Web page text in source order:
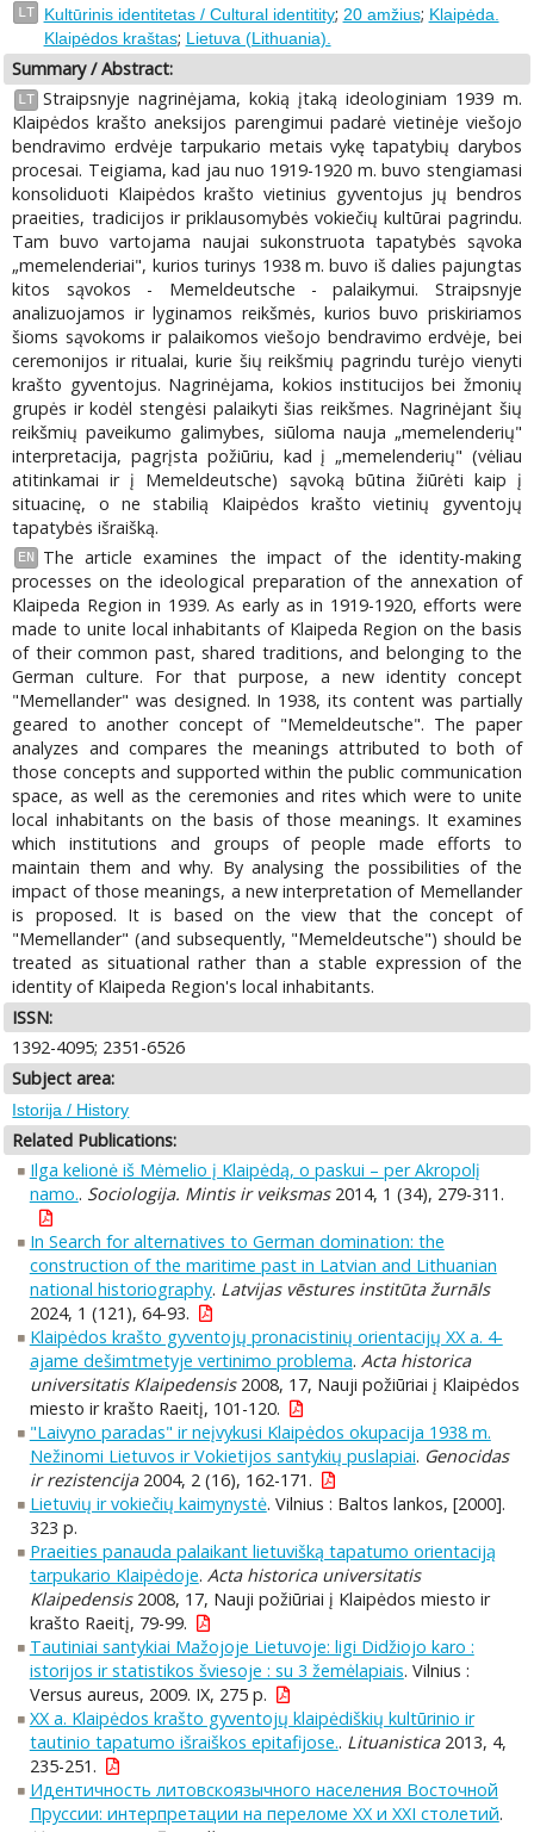
LT Kultūrinis identitetas / Cultural identitity; 20 amžius; Klaipėda.
Klaipėdos kraštas; Lietuva (Lithuania).
Summary / Abstract:
LT Straipsnyje nagrinėjama, kokią įtaką ideologiniam 1939 m.
Klaipėdos krašto aneksijos parengimui padarė vietinėje viešojo
bendravimo erdvėje tarpukario metais vykę tapatybių darybos
procesai. Teigiama, kad jau nuo 1919-1920 m. buvo stengiamasi
konsoliduoti Klaipėdos krašto vietinius gyventojus jų bendros
praeities, tradicijos ir priklausomybės vokiečių kultūrai pagrindu.
Tam buvo vartojama naujai sukonstruota tapatybės sąvoka
„memelenderiai", kurios turinys 1938 m. buvo iš dalies pajungtas
kitos sąvokos - Memeldeutsche - palaikymui. Straipsnyje
analizuojamos ir lyginamos reikšmės, kurios buvo priskiriamos
šioms sąvokoms ir palaikomos viešojo bendravimo erdvėje, bei
ceremonijos ir ritualai, kurie šių reikšmių pagrindu turėjo vienyti
krašto gyventojus. Nagrinėjama, kokios institucijos bei žmonių
grupės ir kodėl stengėsi palaikyti šias reikšmes. Nagrinėjant šių
reikšmių paveikumo galimybes, siūloma nauja „memelenderių"
interpretacija, pagrįsta požiūriu, kad į „memelenderių" (vėliau
atitinkamai ir į Memeldeutsche) sąvoką būtina žiūrėti kaip į
situacinę, o ne stabilią Klaipėdos krašto vietinių gyventojų
tapatybės išraišką.
EN
The article examines the impact of the identity-making
processes on the ideological preparation of the annexation of
Klaipeda Region in 1939. As early as in 1919-1920, efforts were
made to unite local inhabitants of Klaipeda Region on the basis
of their common past, shared traditions, and belonging to the
German culture. For that purpose, a new identity concept
"Memellander" was designed. In 1938, its content was partially
geared to another concept of "Memeldeutsche". The paper
analyzes and compares the meanings attributed to both of
those concepts and supported within the public communication
space, as well as the ceremonies and rites which were to unite
local inhabitants on the basis of those meanings. It examines
which institutions and groups of people made efforts to
maintain them and why. By analysing the possibilities of the
impact of those meanings, a new interpretation of Memellander
is proposed. It is based on the view that the concept of
"Memellander" (and subsequently, "Memeldeutsche") should be
treated as situational rather than a stable expression of the
identity of Klaipeda Region's local inhabitants.
ISSN:
1392-4095; 2351-6526
Subject area:
Istorija / History
Related Publications:
Ilga kelionė iš Mėmelio į Klaipėdą, o paskui – per Akropolį
namo.. Sociologija. Mintis ir veiksmas2014, 1 (34), 279-311.
In Search for alternatives to German domination: the
construction of the maritime past in Latvian and Lithuanian
national historiography. Latvijas vēstures institūta žurnāls
2024, 1 (121), 64-93.
Klaipėdos krašto gyventojų pronacistinių orientacijų XX a. 4-
ajame dešimtmetyje vertinimo problema. Acta historica
universitatis Klaipedensis2008, 17, Nauji požiūriai į Klaipėdos
miesto ir krašto Raeitį, 101-120.
"Laivyno paradas" ir neįvykusi Klaipėdos okupacija 1938 m.
Nežinomi Lietuvos ir Vokietijos santykių puslapiai. Genocidas
ir rezistencija2004, 2 (16), 162-171.
Lietuvių ir vokiečių kaimynystė. Vilnius : Baltos lankos, [2000].
323 p.
Praeities panauda palaikant lietuvišką tapatumo orientaciją
tarpukario Klaipėdoje. Acta historica universitatis
Klaipedensis2008, 17, Nauji požiūriai į Klaipėdos miesto ir
krašto Raeitį, 79-99.
Tautiniai santykiai Mažojoje Lietuvoje: ligi Didžiojo karo :
istorijos ir statistikos šviesoje : su 3 žemėlapiais. Vilnius :
Versus aureus, 2009. IX, 275 p.
XX a. Klaipėdos krašto gyventojų klaipėdiškių kultūrinio ir
tautinio tapatumo išraiškos epitafijose.. Lituanistica2013, 4,
235-251.
Идентичность литовскоязычного населения Восточной
Пруссии: интерпретации на переломе XX и XXI столетий.